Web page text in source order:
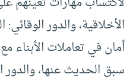
الأخلاقية، والدور
أمان في تعاملات الأبناء
سبق الحديث عنها، والدور